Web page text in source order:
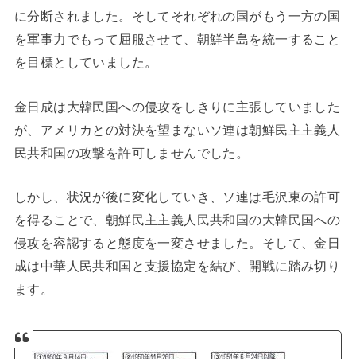
に分断されました。そしてそれぞれの国がもう一方の国
を軍事力でもって屈服させて、朝鮮半島を統一すること
を目標としていました。
金日成は大韓民国への侵攻をしきりに主張していました
が、アメリカとの対決を望まないソ連は朝鮮民主主義人
民共和国の攻撃を許可しませんでした。
しかし、状況が後に変化していき、ソ連は毛沢東の許可
を得ることで、朝鮮民主主義人民共和国の大韓民国への
侵攻を容認すると態度を一変させました。そして、金日
成は中華人民共和国と支援協定を結び、開戦に踏み切り
ます。